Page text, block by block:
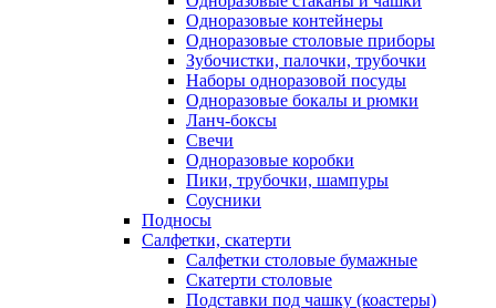
Одноразовые контейнеры
Одноразовые столовые приборы
Зубочистки, палочки, трубочки
Наборы одноразовой посуды
Одноразовые бокалы и рюмки
Ланч-боксы
Свечи
Одноразовые коробки
Пики, трубочки, шампуры
Соусники
Подносы
Салфетки, скатерти
Салфетки столовые бумажные
Скатерти столовые
Подставки под чашку (коастеры)